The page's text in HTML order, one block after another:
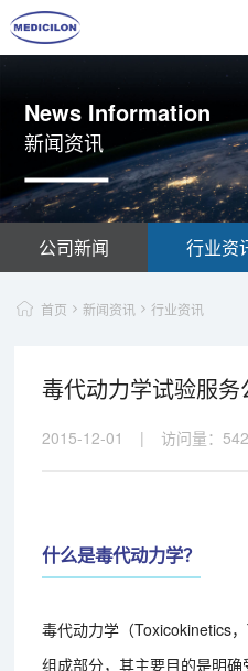
News Information
新闻资讯
公司新闻 行业资
首页 新闻资讯 行业资讯
毒代动力学试验服务
2015-12-01 | 访问量：
什么是毒代动力学？
毒代动力学（Toxicokinetics
组成部分，其主要目的是明